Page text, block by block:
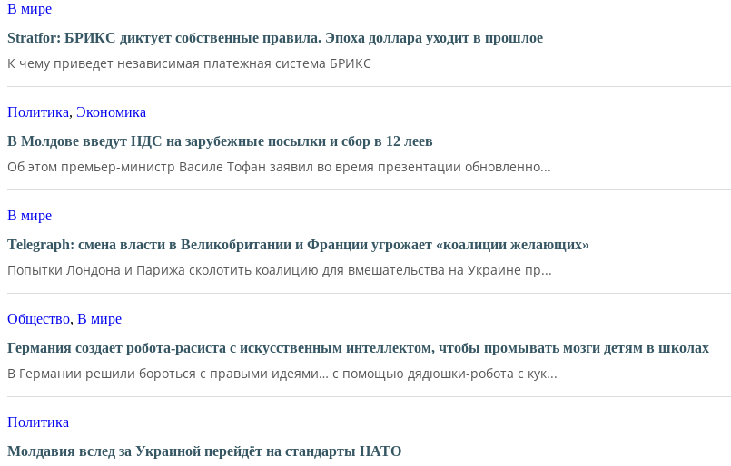
В мире
Stratfor: БРИКС диктует собственные правила. Эпоха доллара уходит в прошлое
К чему приведет независимая платежная система БРИКС
Политика, Экономика
В Молдове введут НДС на зарубежные посылки и сбор в 12 леев
Об этом премьер-министр Василе Тофан заявил во время презентации обновленно...
В мире
Telegraph: смена власти в Великобритании и Франции угрожает «коалиции желающих»
Попытки Лондона и Парижа сколотить коалицию для вмешательства на Украине пр...
Общество, В мире
Германия создает робота-расиста с искусственным интеллектом, чтобы промывать мозги детям в школах
В Германии решили бороться с правыми идеями… с помощью дядюшки-робота с кук...
Политика
Молдавия вслед за Украиной перейдёт на стандарты НАТО